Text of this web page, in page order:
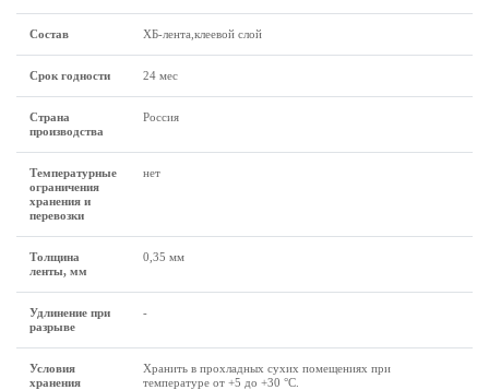
Состав ХБ-лента,клеевой слой
Срок годности 24 мес
Страна
производства
Россия
Температурные
ограничения
хранения и
перевозки
нет
Толщина
ленты, мм
0,35 мм
Удлинение при
разрыве
-
Условия
хранения
Хранить в прохладных сухих помещениях при
температуре от +5 до +30 °С.